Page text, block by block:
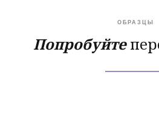
ОБРАЗЦЫ
Попробуйте